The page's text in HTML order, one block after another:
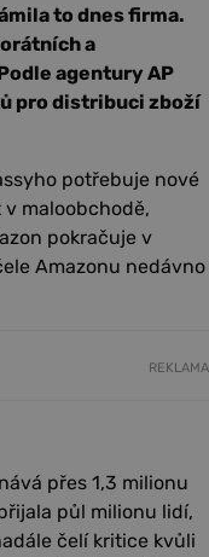
to dnes firma.
a
agentury AP
pro distribuci zboží
potřebuje nové
maloobchodě,
pokračuje v
Amazonu nedávno
REKLAMA
přes 1,3 milionu
půl milionu lidí,
čelí kritice kvůli